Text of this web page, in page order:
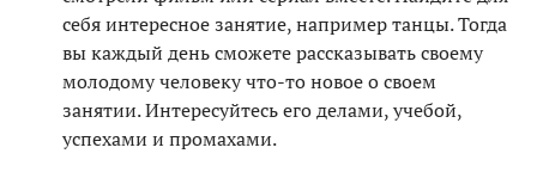
себя интересное занятие, например танцы. Тогда
вы каждый день сможете рассказывать своему
молодому человеку что-то новое о своем
занятии. Интересуйтесь его делами, учебой,
успехами и промахами.